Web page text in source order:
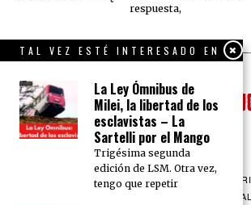
respuesta,
QUIENES SOMOS CONTACTO
VÍA
TAL VEZ ESTÉ INTERESADO EN
La Ley Ómnibus de
Milei, la libertad de los
esclavistas – La
Sartelli por el Mango
Trigésima segunda
edición de LSM. Otra vez,
tengo que repetir